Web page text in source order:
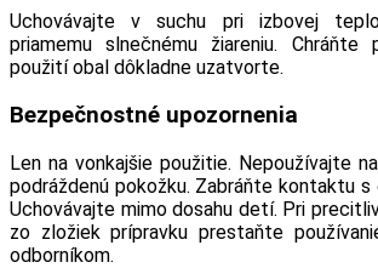
Uchovávajte v suchu pri izbovej
priamemu slnečnému žiareniu. Chráňte
použití obal dôkladne uzatvorte.
Bezpečnostné upozornenia
Len na vonkajšie použitie. Nepoužívajte
podráždenú pokožku. Zabráňte kontaktu s
Uchovávajte mimo dosahu detí. Pri
zo zložiek prípravku prestaňte
odborníkom.